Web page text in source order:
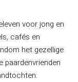
voor jong en
cafés en
het gezellige
paardenvrienden